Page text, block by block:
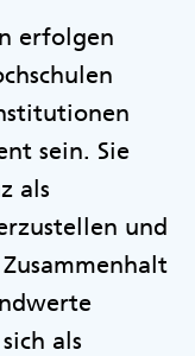
erfolgen
sein. Sie
als
und
als